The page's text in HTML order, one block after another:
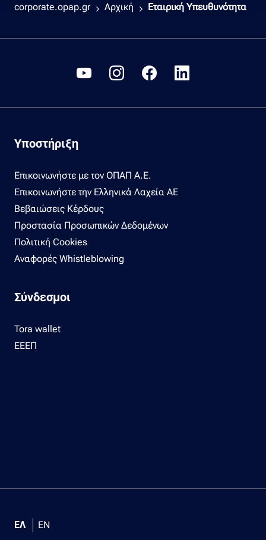
corporate.opap.gr Αρχική Εταιρική Υπευθυνότητα
Υποστήριξη
Επικοινωνήστε με τον ΟΠΑΠ Α.Ε.
Επικοινωνήστε την Ελληνικά Λαχεία ΑΕ
Βεβαιώσεις Κέρδους
Προστασία Προσωπικών Δεδομένων
Πολιτική Cookies
Αναφορές Whistleblowing
Σύνδεσμοι
Tora wallet
ΕΕΕΠ
ΕΛ EN